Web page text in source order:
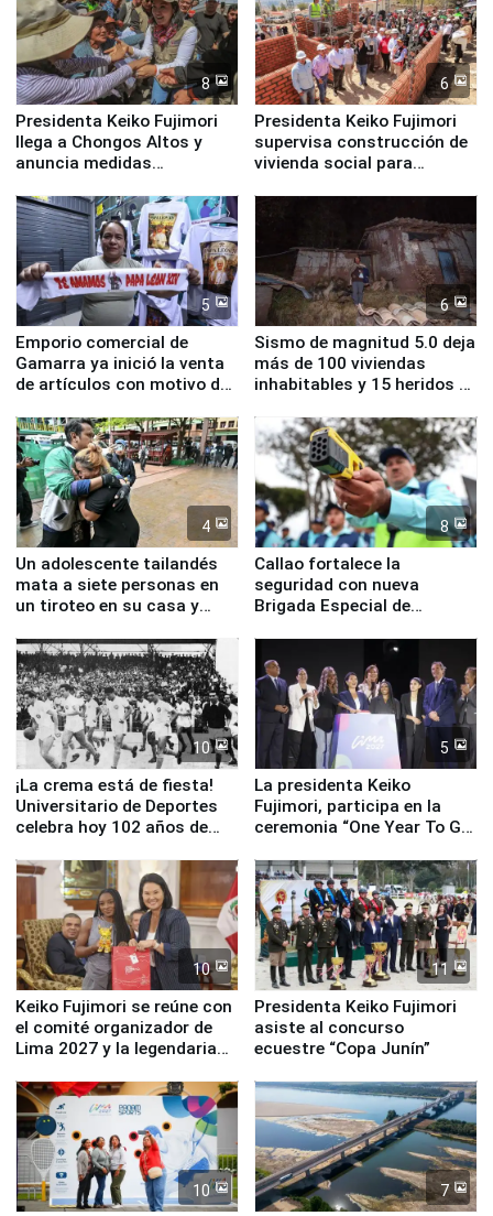
8
Presidenta Keiko Fujimori
llega a Chongos Altos y
anuncia medidas
educación, salud y empleo
6
Presidenta Keiko Fujimori
supervisa construcción de
vivienda social para
5
Emporio comercial de
Gamarra ya inició la venta
de artículos con motivo de
6
Sismo de magnitud 5.0 deja
más de 100 viviendas
inhabitables y 15 heridos en
4
Un adolescente tailandés
mata a siete personas en
un tiroteo en su casa y
8
Callao fortalece la
seguridad con nueva
Brigada Especial de
equipamiento para
Serenazgo
10
¡La crema está de fiesta!
Universitario de Deportes
celebra hoy 102 años de
5
La presidenta Keiko
Fujimori, participa en la
ceremonia “One Year To Go
10
Keiko Fujimori se reúne con
el comité organizador de
Lima 2027 y la legendaria
11
Presidenta Keiko Fujimori
asiste al concurso
ecuestre “Copa Junín”
10 7